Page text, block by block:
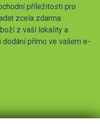
příležitosti pro
zcela zdarma
z vaší lokality a
přímo ve vašem e-